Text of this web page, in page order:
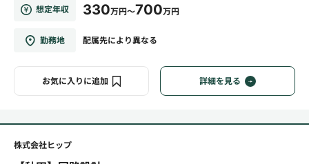
想定年収 330万円～700万円
勤務地 配属先により異なる
お気に入りに追加 詳細を見る
株式会社ヒップ